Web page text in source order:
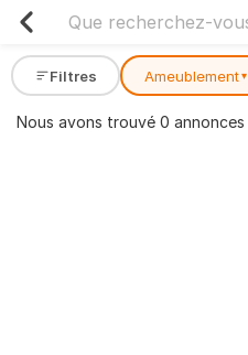
Filtres Ameublement ▾
Nous avons trouvé 0 annonces